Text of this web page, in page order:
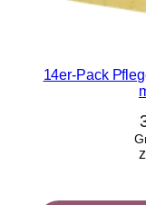
14er-Pack